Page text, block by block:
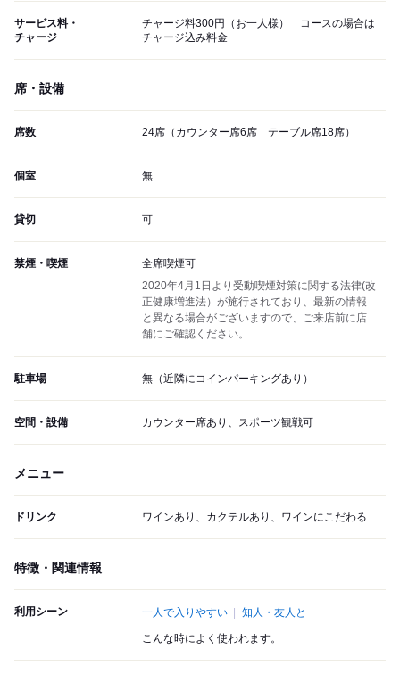
サービス料・
チャージ
チャージ料300円（お一人様） コースの場合は
チャージ込み料金
席・設備
席数 24席（カウンター席6席 テーブル席18席）
個室 無
貸切 可
禁煙・喫煙
全席喫煙可
2020年4月1日より受動喫煙対策に関する法律(改
正健康増進法）が施行されており、最新の情報
と異なる場合がございますので、ご来店前に店
舗にご確認ください。
駐車場 無（近隣にコインパーキングあり）
空間・設備 カウンター席あり、スポーツ観戦可
メニュー
ドリンク ワインあり、カクテルあり、ワインにこだわる
特徴・関連情報
利用シーン 一人で入りやすい 知人・友人と
こんな時によく使われます。